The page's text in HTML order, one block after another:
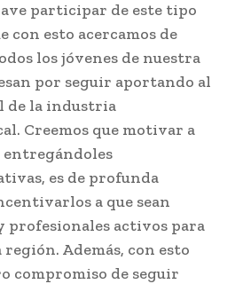
participar de este tipo
con esto acercamos de
los jóvenes de nuestra
por seguir aportando al
de la industria
Creemos que motivar a
entregándoles
es de profunda
a que sean
profesionales activos para
Además, con esto
compromiso de seguir